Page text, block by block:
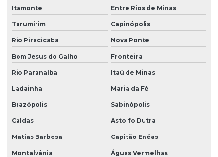
Itamonte Entre Rios de Minas
Tarumirim Capinópolis
Rio Piracicaba Nova Ponte
Bom Jesus do Galho Fronteira
Rio Paranaíba Itaú de Minas
Ladainha Maria da Fé
Brazópolis Sabinópolis
Caldas Astolfo Dutra
Matias Barbosa Capitão Enéas
Montalvânia Águas Vermelhas